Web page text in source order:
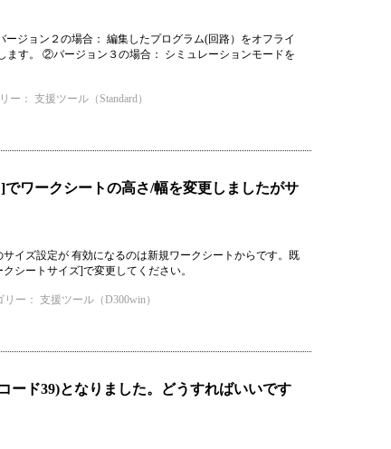
ジョン２の場合： 編集したプログラム(回路）をオフライ
す。 ②バージョン３の場合： シミュレーションモードを
ー： 支援ツール（Standard）
ワークシートの高さ/幅を変更しましたがサ
ズ設定が 有効になるのは新規ワークシートからです。既
シートサイズ]で変更してください。
リー： 支援ツール（D300win）
ード39)となりました。どうすればいいです